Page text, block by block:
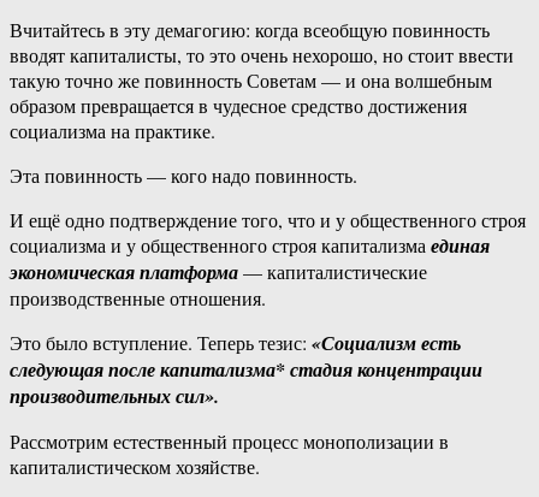
Вчитайтесь в эту демагогию: когда всеобщую повинность
вводят капиталисты, то это очень нехорошо, но стоит ввести
такую точно же повинность Советам — и она волшебным
образом превращается в чудесное средство достижения
социализма на практике.
Эта повинность — кого надо повинность.
И ещё одно подтверждение того, что и у общественного строя
социализма и у общественного строя капитализмаединая
экономическая платформа— капиталистические
производственные отношения.
Это было вступление. Теперь тезис: «Социализм есть
следующая после капитализма* стадия концентрации
производительных сил».
Рассмотрим естественный процесс монополизации в
капиталистическом хозяйстве.